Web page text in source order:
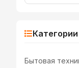
Категории
Бытовая